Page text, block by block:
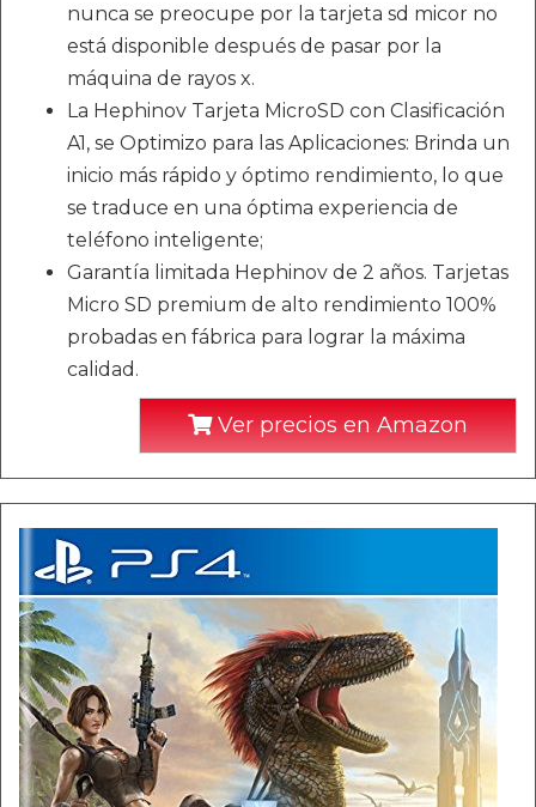
nunca se preocupe por la tarjeta sd micor no
está disponible después de pasar por la
máquina de rayos x.
La Hephinov Tarjeta MicroSD con Clasificación
A1, se Optimizo para las Aplicaciones: Brinda un
inicio más rápido y óptimo rendimiento, lo que
se traduce en una óptima experiencia de
teléfono inteligente;
Garantía limitada Hephinov de 2 años. Tarjetas
Micro SD premium de alto rendimiento 100%
probadas en fábrica para lograr la máxima
calidad.
Ver precios en Amazon